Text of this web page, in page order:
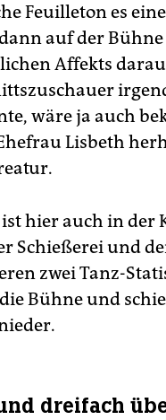
Feuilleton es
auf der
Affekts
wäre ja auch
Lisbeth
ist hier auch in
Schießerei und
zwei Tanz-
Bühne und
dreifach